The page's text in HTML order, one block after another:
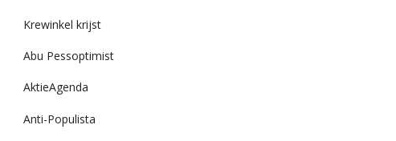
Krewinkel krijst
Abu Pessoptimist
AktieAgenda
Anti-Populista